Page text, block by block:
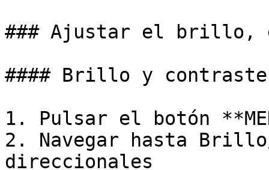
### Ajustar el brillo,
#### Brillo y contraste
1. Pulsar el botón
2. Navegar hasta
direccionales